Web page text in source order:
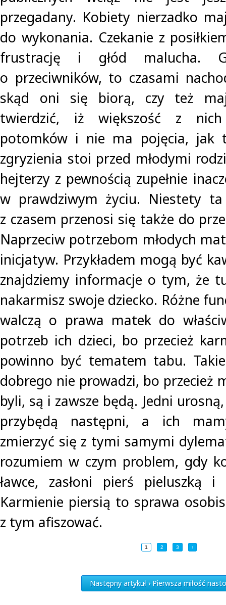
przegadany. Kobiety nierzadko
do wykonania. Czekanie z
frustrację i głód malucha.
o przeciwników, to czasami
skąd oni się biorą, czy też
twierdzić, iż większość z
potomków i nie ma pojęcia, jak
zgryzienia stoi przed młodymi
hejterzy z pewnością zupełnie
w prawdziwym życiu. Niestety
z czasem przenosi się także do
Naprzeciw potrzebom młodych
inicjatyw. Przykładem mogą być
znajdziemy informacje o tym, że
nakarmisz swoje dziecko. Różne
walczą o prawa matek do
potrzeb ich dzieci, bo przecież
powinno być tematem tabu.
dobrego nie prowadzi, bo przecież
byli, są i zawsze będą. Jedni
przybędą następni, a ich
zmierzyć się z tymi samymi
rozumiem w czym problem, gdy
ławce, zasłoni pierś pieluszką i
Karmienie piersią to sprawa
z tym afiszować.
1 2 3 ›
Następny artykuł › Pierwsza miłość